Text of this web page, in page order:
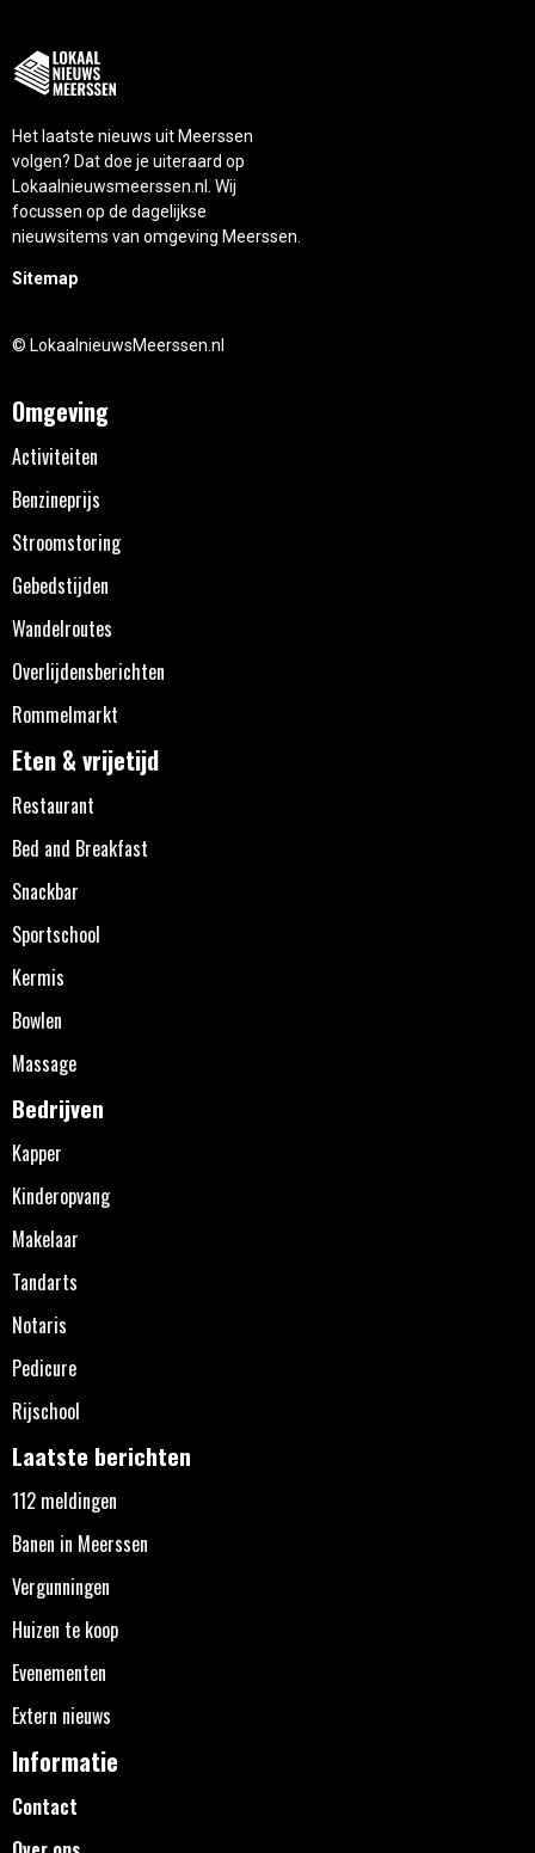
Het laatste nieuws uit Meerssen
volgen? Dat doe je uiteraard op
Lokaalnieuwsmeerssen.nl. Wij
focussen op de dagelijkse
nieuwsitems van omgeving Meerssen.
Sitemap
© LokaalnieuwsMeerssen.nl
Omgeving
Activiteiten
Benzineprijs
Stroomstoring
Gebedstijden
Wandelroutes
Overlijdensberichten
Rommelmarkt
Eten & vrijetijd
Restaurant
Bed and Breakfast
Snackbar
Sportschool
Kermis
Bowlen
Massage
Bedrijven
Kapper
Kinderopvang
Makelaar
Tandarts
Notaris
Pedicure
Rijschool
Laatste berichten
112 meldingen
Banen in Meerssen
Vergunningen
Huizen te koop
Evenementen
Extern nieuws
Informatie
Contact